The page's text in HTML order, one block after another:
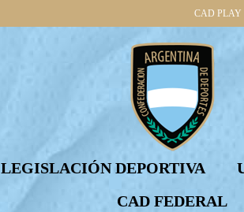
CAD PLAY
LEGISLACIÓN DEPORTIVA
CAD FEDERAL